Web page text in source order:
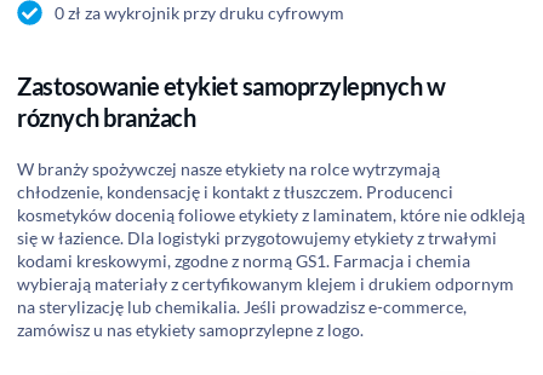
0 zł za wykrojnik przy druku cyfrowym
Zastosowanie etykiet samoprzylepnych w
róznych branżach
W branży spożywczej nasze etykiety na rolce wytrzymają
chłodzenie, kondensację i kontakt z tłuszczem. Producenci
kosmetyków docenią foliowe etykiety z laminatem, które nie odkleją
się w łazience. Dla logistyki przygotowujemy etykiety z trwałymi
kodami kreskowymi, zgodne z normą GS1. Farmacja i chemia
wybierają materiały z certyfikowanym klejem i drukiem odpornym
na sterylizację lub chemikalia. Jeśli prowadzisz e-commerce,
zamówisz u nas etykiety samoprzylepne z logo.